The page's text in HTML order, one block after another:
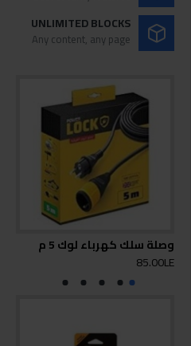
UNLIMITED BLOCKS
Any content, any page
وصلة سلك كهرباء لوك 5 م
85.00LE